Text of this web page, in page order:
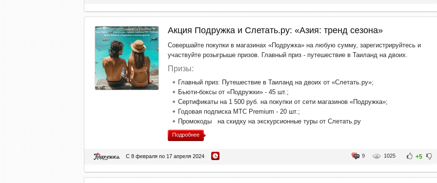
Акция Подружка и Слетать.ру: «Азия: тренд сезона»
Совершайте покупки в магазинах «Подружка» на любую сумму, зарегистрируйтесь и
участвуйте розыгрыше призов. Главный приз - путешествие в Таиланд на двоих.
Призы:
Главный приз: Путешествие в Таиланд на двоих от «Слетать.ру»;
Бьюти-боксы от «Подружки» - 45 шт.;
Сертификаты на 1 500 руб. на покупки от сети магазинов «Подружка»;
Годовая подписка МТС Premium - 20 шт.;
Промокоды на скидку на экскурсионные туры от Слетать.ру
Подробнее
С 8 февраля по 17 апреля 2024 +5
1025
9